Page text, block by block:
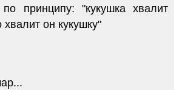
принципу: "кукушка хвалит
хвалит он кукушку"